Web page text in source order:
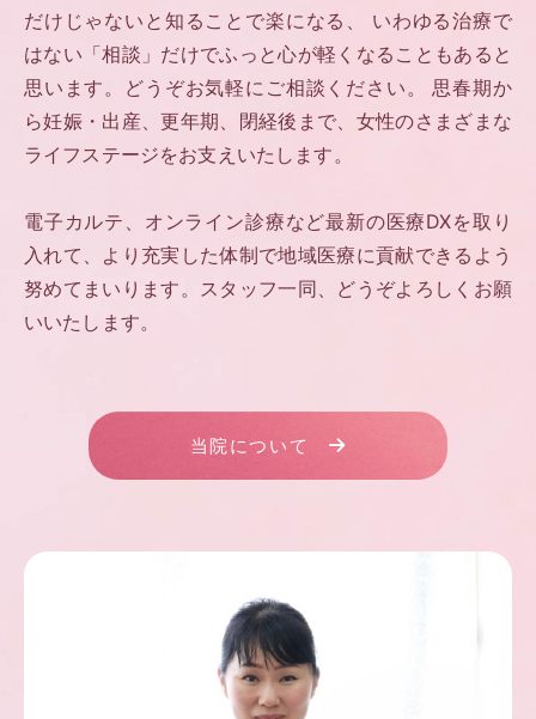
だけじゃないと知ることで楽になる、 いわゆる治療で
はない「相談」だけでふっと心が軽くなることもあると
思います。どうぞお気軽にご相談ください。 思春期か
ら妊娠・出産、更年期、閉経後まで、女性のさまざまな
ライフステージをお支えいたします。
電子カルテ、オンライン診療など最新の医療DXを取り
入れて、より充実した体制で地域医療に貢献できるよう
努めてまいります。スタッフ一同、どうぞよろしくお願
いいたします。
当院について